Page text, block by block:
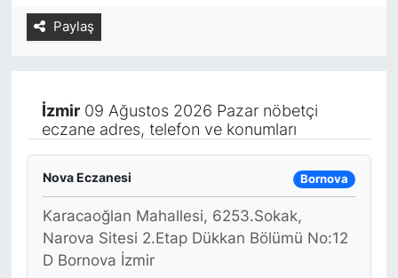
Paylaş
İzmir09 Ağustos 2026 Pazar nöbetçi
eczane adres, telefon ve konumları
Nova Eczanesi Bornova
Karacaoğlan Mahallesi, 6253.Sokak,
Narova Sitesi 2.Etap Dükkan Bölümü No:12
D Bornova İzmir
Yurt Dışı Fuarlar
Spor
KÜLTÜR SANAT
SAVUNMA SANAYİ
FUAR HABERLERİ
FUAR TAKVİMİ
Amerika Fuarları